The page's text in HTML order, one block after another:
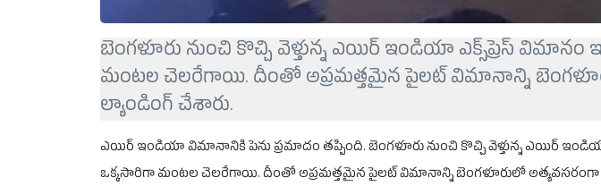
బెంగళూరు నుంచి కొచ్చి వెళ్తున్న ఎయిర్ ఇండియా ఎక్స్‌ప్రెస్
మంటల చెలరేగాయి. దీంతో అప్రమత్తమైన పైలట్ విమానాన్ని
ల్యాండింగ్ చేశారు.
ఎయిర్‌ ఇండియా విమానానికి పెను ప్రమాదం తప్పింది. బెంగళూరు నుంచి కొచ్చి వెళ్తున్న ఎయిర్
ఒక్కసారిగా మంటల చెలరేగాయి. దీంతో అప్రమత్తమైన పైలట్ విమానాన్ని బెంగళూరులో అత్యవసరంగా